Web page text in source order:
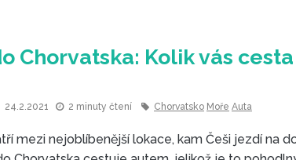
Chorvatska: Kolik vás
24.2.2021 2 minuty čtení Chorvatsko Moře Auta
mezi nejoblíbenější lokace, kam Češi jezdí na